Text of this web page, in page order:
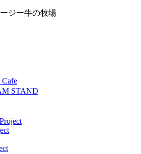
ジー牛の牧場
STAND